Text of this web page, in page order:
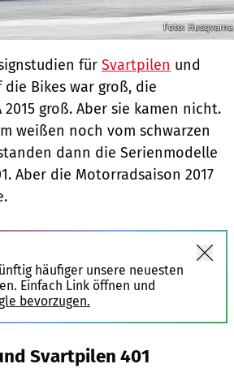
Foto: Husqvarna
für Svartpilen und
Bikes war groß, die
groß. Aber sie kamen nicht.
weißen noch vom schwarzen
dann die Serienmodelle
Aber die Motorradsaison 2017
häufiger unsere neuesten
Einfach Link öffnen und
bevorzugen.
Svartpilen 401